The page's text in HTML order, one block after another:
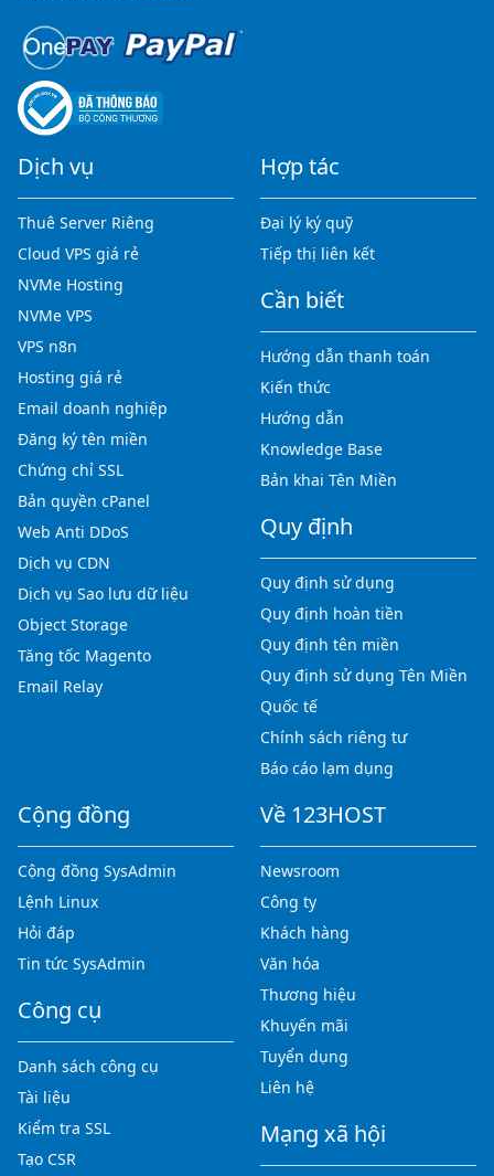
Dịch vụ
Thuê Server Riêng
Cloud VPS giá rẻ
NVMe Hosting
NVMe VPS
VPS n8n
Hosting giá rẻ
Email doanh nghiệp
Đăng ký tên miền
Chứng chỉ SSL
Bản quyền cPanel
Web Anti DDoS
Dịch vụ CDN
Dịch vụ Sao lưu dữ liệu
Object Storage
Tăng tốc Magento
Email Relay
Hợp tác
Đại lý ký quỹ
Tiếp thị liên kết
Cần biết
Hướng dẫn thanh toán
Kiến thức
Hướng dẫn
Knowledge Base
Bản khai Tên Miền
Quy định
Quy định sử dụng
Quy định hoàn tiền
Quy định tên miền
Quy định sử dụng Tên Miền
Quốc tế
Chính sách riêng tư
Báo cáo lạm dụng
Cộng đồng
Cộng đồng SysAdmin
Lệnh Linux
Hỏi đáp
Tin tức SysAdmin
Công cụ
Danh sách công cụ
Tài liệu
Kiểm tra SSL
Tạo CSR
Về 123HOST
Newsroom
Công ty
Khách hàng
Văn hóa
Thương hiệu
Khuyến mãi
Tuyển dụng
Liên hệ
Mạng xã hội